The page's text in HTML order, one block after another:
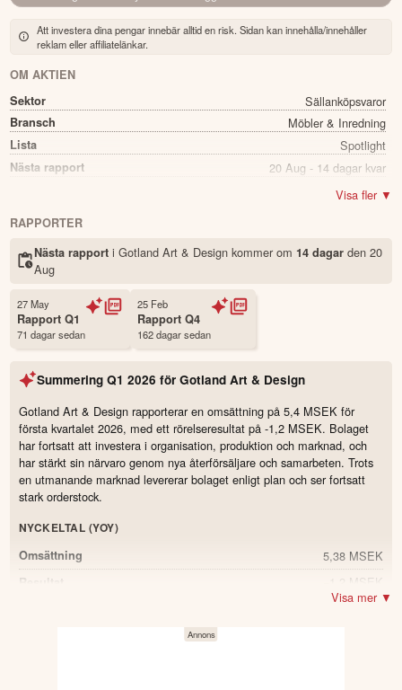
Att investera dina pengar innebär alltid en risk. Sidan kan innehålla/innehåller
reklam eller affiliatelänkar.
OM AKTIEN
Sektor
Sällanköpsvaror
Bransch Möbler & Inredning
Lista Spotlight
Nästa rapport 20 Aug - 14 dagar kvar
Nej
Status Noterad
Land
Första handelsdag
Antal ägare Avanza
Visa fler ▼
RAPPORTER
Nästa rapporti Gotland Art & Design kommerom14 dagar den20
Aug
27 May
RapportQ1
71 dagar sedan
25 Feb
RapportQ4
162 dagar sedan
Summering Q1 2026 för Gotland Art & Design
Gotland Art & Design rapporterar en omsättning på 5,4 MSEK för
första kvartalet 2026, med ett rörelseresultat på -1,2 MSEK. Bolaget
har fortsatt att investera i organisation, produktion och marknad, och
har stärkt sin närvaro genom nya återförsäljare och samarbeten. Trots
en utmanande marknad levererar bolaget enligt plan och ser fortsatt
stark orderstock.
NYCKELTAL (YOY)
Omsättning
5,38 MSEK
Resultat −1,2 MSEK
Visa mer ▼